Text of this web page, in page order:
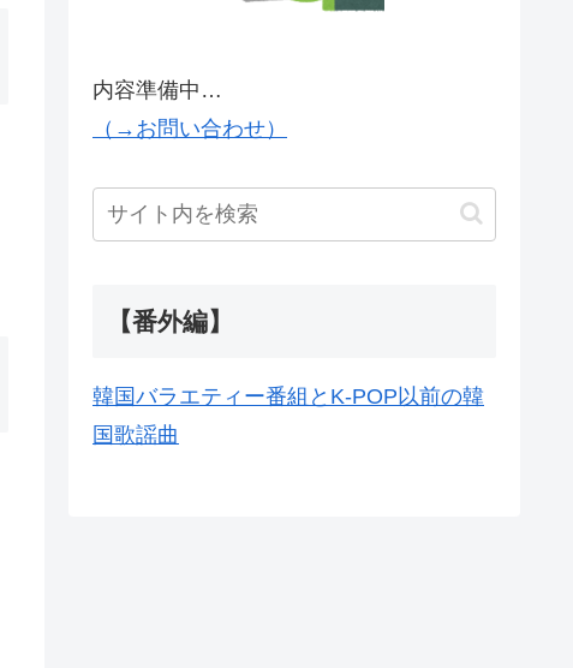
内容準備中…
（→お問い合わせ）
【番外編】
韓国バラエティー番組とK-POP以前の韓
国歌謡曲